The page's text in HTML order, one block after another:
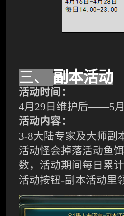
三、 副本活动
活动时间：
4月 29 日维护后——5月
活动内容：
3-8大陆专家及大师副
活动怪会掉落活动鱼
数，活动期间每日累
活动按钮-副本活动里